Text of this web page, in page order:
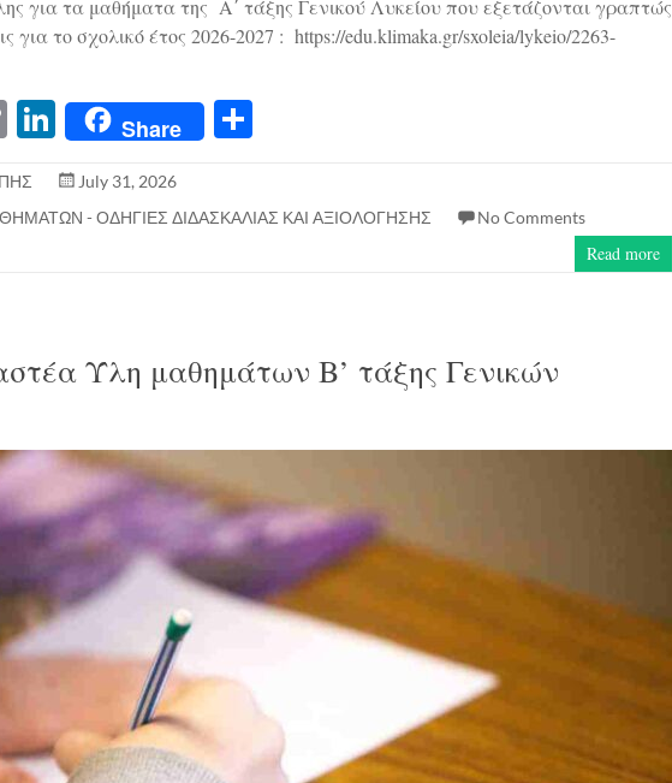
για τα μαθήματα της Α΄ τάξης Γενικού Λυκείου που εξετάζονται γραπτώς
για το σχολικό έτος 2026-2027 : https://edu.klimaka.gr/sxoleia/lykeio/2263-
C
y
Li
Li
nk
ed
In
Share
July 31, 2026
- ΟΔΗΓΙΕΣ ΔΙΔΑΣΚΑΛΙΑΣ ΚΑΙ ΑΞΙΟΛΟΓΗΣΗΣ No Comments
Read more
Ύλη μαθημάτων Β’ τάξης Γενικών